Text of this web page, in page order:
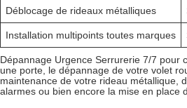
Déblocage de rideaux métalliques
Installation multipoints toutes marques
Dépannage Urgence Serrurerie 7/7 pour
une porte, le dépannage de votre volet
maintenance de votre rideau métallique,
alarmes ou bien encore la mise en place